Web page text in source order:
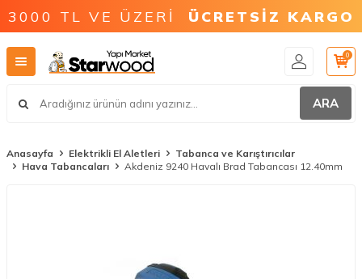
3000 TL VE ÜZERİ ÜCRETSİZ KARGO
ARA
0
Anasayfa Elektrikli El Aletleri
Tabanca ve Karıştırıcılar
Hava Tabancaları
Akdeniz 9240 Havalı Brad Tabancası 12.40mm